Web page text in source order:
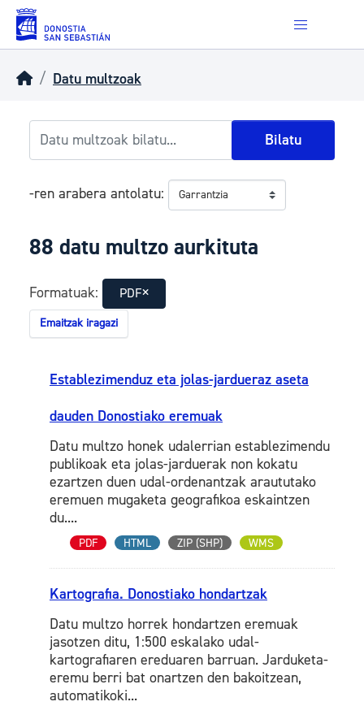
Skip to main content
Datu multzoak
Bilatu
-ren arabera antolatu
88 datu multzo aurkituta
Formatuak: PDF
Emaitzak iragazi
Establezimenduz eta jolas-jardueraz aseta
dauden Donostiako eremuak
Datu multzo honek udalerrian establezimendu
publikoak eta jolas-jarduerak non kokatu
ezartzen duen udal-ordenantzak araututako
eremuen mugaketa geografikoa eskaintzen
du....
PDF HTML ZIP (SHP) WMS
Kartografia. Donostiako hondartzak
Datu multzo horrek hondartzen eremuak
jasotzen ditu, 1:500 eskalako udal-
kartografiaren ereduaren barruan. Jarduketa-
eremu berri bat onartzen den bakoitzean,
automatikoki...